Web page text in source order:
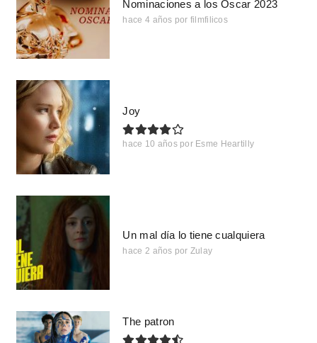
Nominaciones a los Oscar 2023
hace 4 años por filmfilicos
Joy
hace 10 años por Esme Heartilly
Un mal día lo tiene cualquiera
hace 2 años por Zulay
The patron